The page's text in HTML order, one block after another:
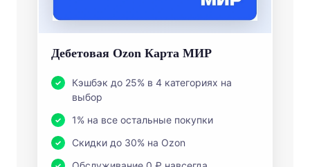
Дебетовая Ozon Карта МИР
Кэшбэк до 25% в 4 категориях на
выбор
1% на все остальные покупки
Скидки до 30% на Ozon